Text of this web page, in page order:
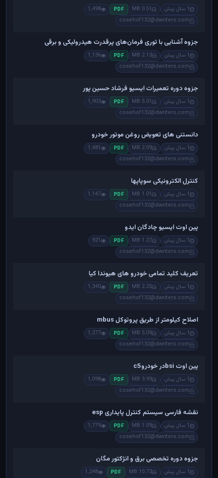
1 سال پیش 0.51 MB
PDF
1,498
cosehof132@dwriters.com
جزوه آشنایی با توری فرمان‌های پرقدرت هیدرولیکی و برقی
1 سال پیش 2.13 MB
PDF
1,136
cosehof132@dwriters.com
جزوه دوره تعمیرات ایسیو فرشاد حسین پور
1 سال پیش 5.01 MB
PDF
1,903
cosehof132@dwriters.com
دانستنی های تعویض روغن موتور خودرو
1 سال پیش 2.09 MB
PDF
1,481
cosehof132@dwriters.com
کنترل الکترونیکی سوپاپها
1 سال پیش 1.01 MB
PDF
1,147
cosehof132@dwriters.com
پین اوت ایسیو چادگان ایدو
1 سال پیش 1.27 MB
PDF
921
cosehof132@dwriters.com
تعریف کلید تمامی خودرو های هیوندا کیا
1 سال پیش 2.25 MB
PDF
1,340
cosehof132@dwriters.com
اصلاح کیلومتر از طریق پروتوکل mbus
1 سال پیش 5.09 MB
PDF
1,277
cosehof132@dwriters.com
پین اوت bsiدر خودروc5
1 سال پیش 3.99 MB
PDF
1,098
cosehof132@dwriters.com
نقشه فارسی سیستم کنترل پایداری esp
1 سال پیش 1.09 MB
PDF
1,779
cosehof132@dwriters.com
جزوه دوره تخصصی برق و انژکتور مگان
1 سال پیش 10.73 MB
PDF
1,248